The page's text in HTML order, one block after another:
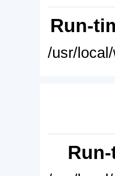
Run-
/usr/